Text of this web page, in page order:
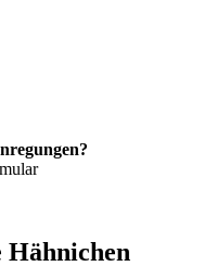
Hähnichen